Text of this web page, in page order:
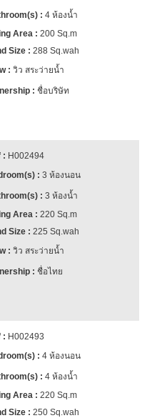
4 ห้องน้ำ
200 Sq.m
288 Sq.wah
วิว สระว่ายน้ำ
ชื่อบริษัท
H002494
3 ห้องนอน
3 ห้องน้ำ
220 Sq.m
225 Sq.wah
วิว สระว่ายน้ำ
ชื่อไทย
H002493
4 ห้องนอน
4 ห้องน้ำ
220 Sq.m
250 Sq.wah